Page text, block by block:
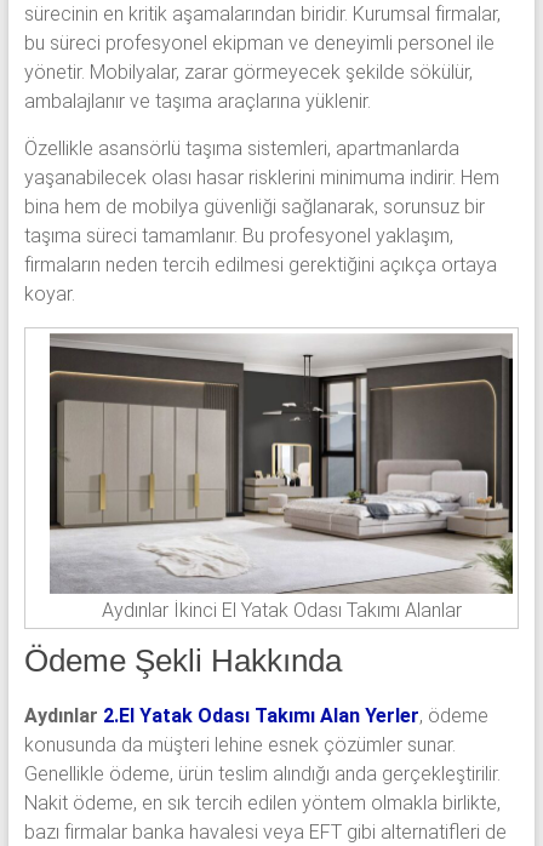
sürecinin en kritik aşamalarından biridir. Kurumsal firmalar,
bu süreci profesyonel ekipman ve deneyimli personel ile
yönetir. Mobilyalar, zarar görmeyecek şekilde sökülür,
ambalajlanır ve taşıma araçlarına yüklenir.
Özellikle asansörlü taşıma sistemleri, apartmanlarda
yaşanabilecek olası hasar risklerini minimuma indirir. Hem
bina hem de mobilya güvenliği sağlanarak, sorunsuz bir
taşıma süreci tamamlanır. Bu profesyonel yaklaşım,
firmaların neden tercih edilmesi gerektiğini açıkça ortaya
koyar.
Aydınlar İkinci El Yatak Odası Takımı Alanlar
Ödeme Şekli Hakkında
Aydınlar 2.El Yatak Odası Takımı Alan Yerler, ödeme
konusunda da müşteri lehine esnek çözümler sunar.
Genellikle ödeme, ürün teslim alındığı anda gerçekleştirilir.
Nakit ödeme, en sık tercih edilen yöntem olmakla birlikte,
bazı firmalar banka havalesi veya EFT gibi alternatifleri de